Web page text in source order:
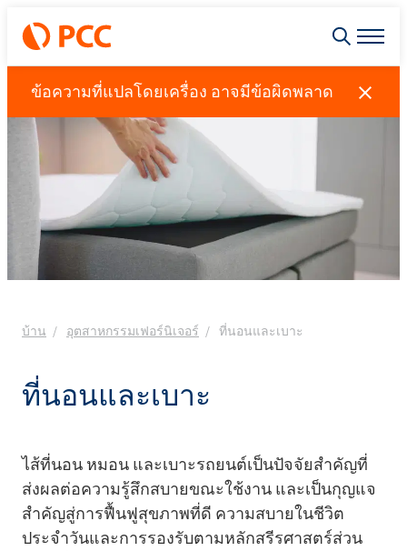
ข้อความที่แปลโดยเครื่อง อาจมีข้อผิดพลาด
บ้าน อุตสาหกรรมเฟอร์นิเจอร์ ที่นอนและเบาะ
ที่นอนและเบาะ
ไส้ที่นอน หมอน และเบาะรถยนต์เป็นปัจจัยสำคัญที่
ส่งผลต่อความรู้สึกสบายขณะใช้งาน และเป็นกุญแจ
สำคัญสู่การฟื้นฟูสุขภาพที่ดี ความสบายในชีวิต
ประจำวันและการรองรับตามหลักสรีรศาสตร์ส่วน